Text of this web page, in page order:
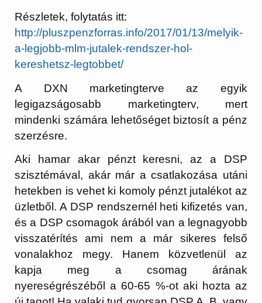
Részletek, folytatás itt:
http://pluszpenzforras.info/2017/01/13/melyik-
a-legjobb-mlm-jutalek-rendszer-hol-
kereshetsz-legtobbet/
A DXN marketingterve az egyik
legigazságosabb marketingterv, mert
mindenki számára lehetőséget biztosít a pénz
szerzésre.
Aki hamar akar pénzt keresni, az a DSP
szisztémával, akár már a csatlakozása utáni
hetekben is vehet ki komoly pénzt jutalékot az
üzletből. A DSP rendszernél heti kifizetés van,
és a DSP csomagok árából van a legnagyobb
visszatérítés ami nem a már sikeres felső
vonalakhoz megy. Hanem közvetlenül az
kapja meg a csomag árának
nyereségrészéből a 60-65 %-ot aki hozta az